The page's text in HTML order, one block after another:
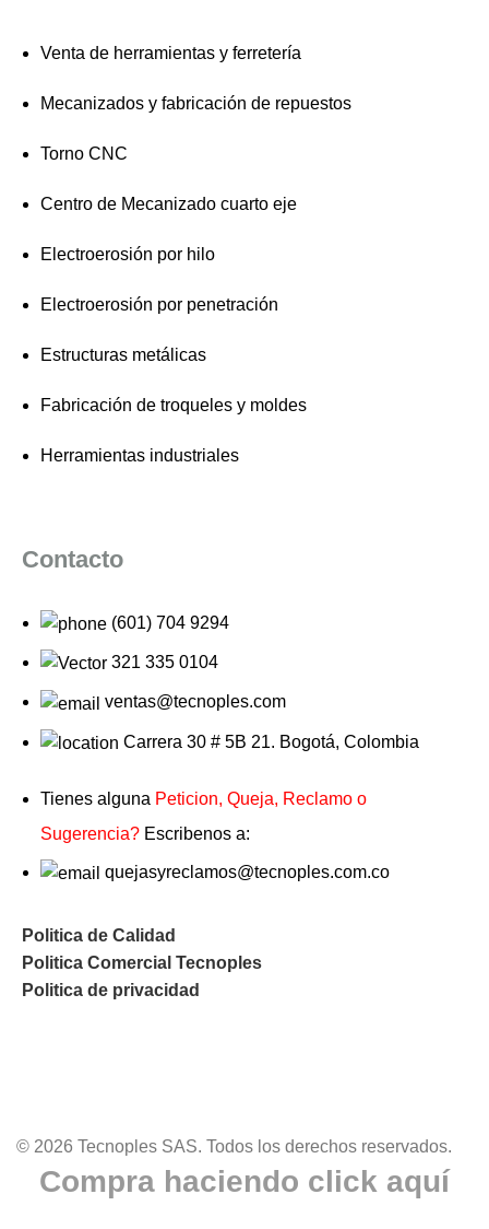
Venta de herramientas y ferretería
Mecanizados y fabricación de repuestos
Torno CNC
Centro de Mecanizado cuarto eje
Electroerosión por hilo
Electroerosión por penetración
Estructuras metálicas
Fabricación de troqueles y moldes
Herramientas industriales
Contacto
(601) 704 9294
321 335 0104
ventas@tecnoples.com
Carrera 30 # 5B 21. Bogotá, Colombia
Tienes alguna Peticion, Queja, Reclamo o
Sugerencia? Escribenos a:
quejasyreclamos@tecnoples.com.co
Politica de Calidad
Politica Comercial Tecnoples
Politica de privacidad
© 2026 Tecnoples SAS. Todos los derechos reservados.
Compra haciendo click aquí